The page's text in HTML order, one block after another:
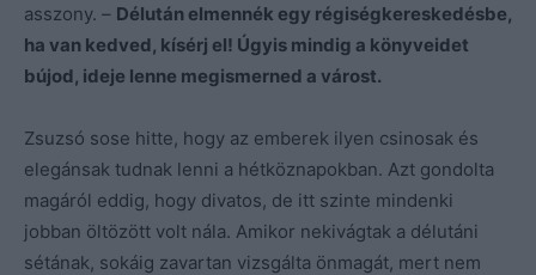
asszony. – Délután elmennék egy régiségkereskedésbe,
ha van kedved, kísérj el! Úgyis mindig a könyveidet
bújod, ideje lenne megismerned a várost.
Zsuzsó sose hitte, hogy az emberek ilyen csinosak és
elegánsak tudnak lenni a hétköznapokban. Azt gondolta
magáról eddig, hogy divatos, de itt szinte mindenki
jobban öltözött volt nála. Amikor nekivágtak a délutáni
sétának, sokáig zavartan vizsgálta önmagát, mert nem